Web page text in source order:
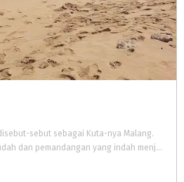
sebut sebagai Kuta-nya Malang.
Memiliki akses jalan yang mudah dan pemandangan yang indah menjadi alasan utama pengunjung. Tidak hanya wisata pantai, tetapi terdapat wisata religi, wisata budaya, wisata kuliner, dll